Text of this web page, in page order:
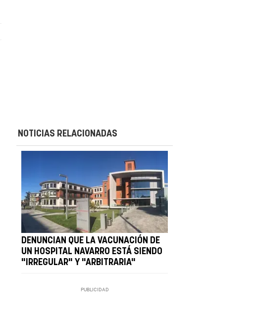
NOTICIAS RELACIONADAS
DENUNCIAN QUE LA VACUNACIÓN DE
UN HOSPITAL NAVARRO ESTÁ SIENDO
"IRREGULAR" Y "ARBITRARIA"